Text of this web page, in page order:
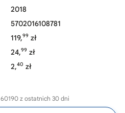
2018
5702016108781
119,99 zł
24,99 zł
2,40 zł
60190 z ostatnich 30 dni